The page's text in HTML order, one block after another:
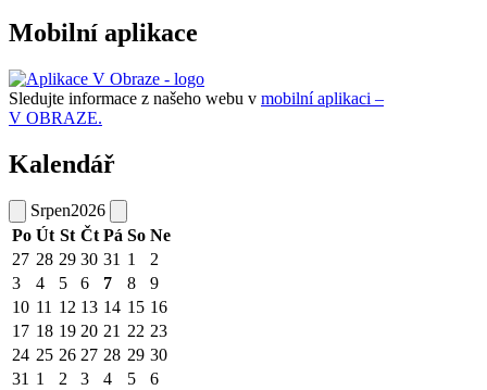
Mobilní aplikace
Sledujte informace z našeho webu v mobilní aplikaci –
V OBRAZE.
Kalendář
Srpen2026
Po Út St Čt Pá So Ne
27 28 29 30 31 1
2
3
4 5 6 7 8
9
10 11 12 13 14 15 16
17 18 19 20 21 22 23
24 25 26 27 28 29 30
31 1 2 3 4 5 6